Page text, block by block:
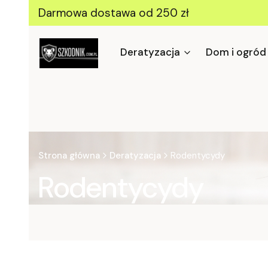
Darmowa dostawa od 250 zł
Deratyzacja Dom i ogród
Strona główna Deratyzacja Rodentycydy
Rodentycydy